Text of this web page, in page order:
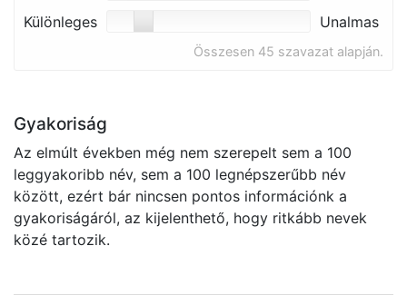
Különleges
Unalmas
Összesen 45 szavazat alapján.
Gyakoriság
Az elmúlt években még nem szerepelt sem a 100
leggyakoribb név, sem a 100 legnépszerűbb név
között, ezért bár nincsen pontos információnk a
gyakoriságáról, az kijelenthető, hogy ritkább nevek
közé tartozik.